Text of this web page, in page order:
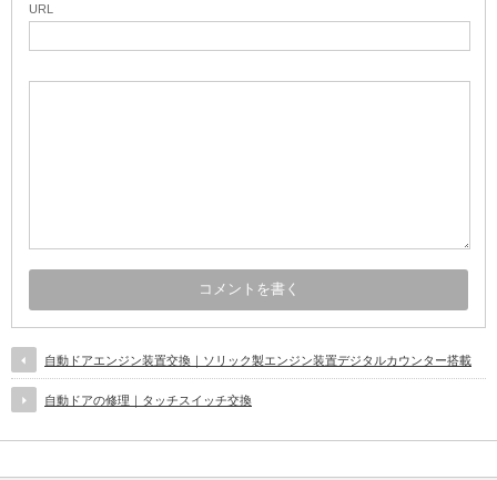
URL
自動ドアエンジン装置交換｜ソリック製エンジン装置デジタルカウンター搭載
自動ドアの修理｜タッチスイッチ交換